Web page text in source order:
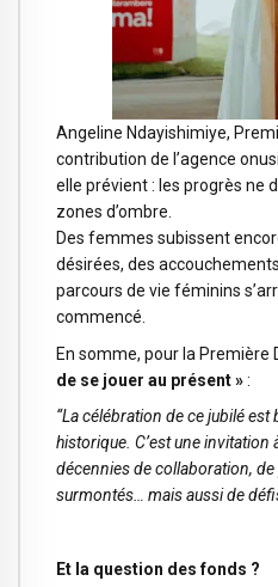
Angeline Ndayishimiye,
contribution de l’agence
elle prévient : les progrès ne
zones d’ombre.
Des femmes subissent
désirées, des
parcours de vie féminins
commencé.
En somme, pour la Première
de se jouer au présent »:
“La célébration de ce jubilé est
historique. C’est une invitation
décennies de collaboration,
surmontés… mais aussi de
Et la question des fonds ?